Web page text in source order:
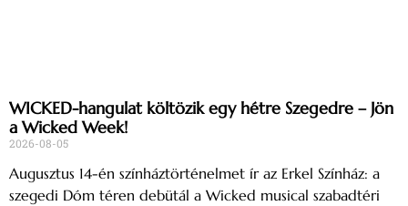
WICKED-hangulat költözik egy hétre Szegedre – Jön
a Wicked Week!
2026-08-05
Augusztus 14-én színháztörténelmet ír az Erkel Színház: a
szegedi Dóm téren debütál a Wicked musical szabadtéri